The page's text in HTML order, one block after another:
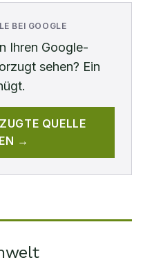
BEI GOOGLE
Ihren Google-
sehen? Ein
QUELLE
→